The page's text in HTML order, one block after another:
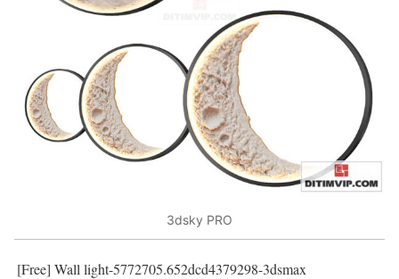
3dsky PRO
[Free] Wall light-5772705.652dcd4379298-3dsmax